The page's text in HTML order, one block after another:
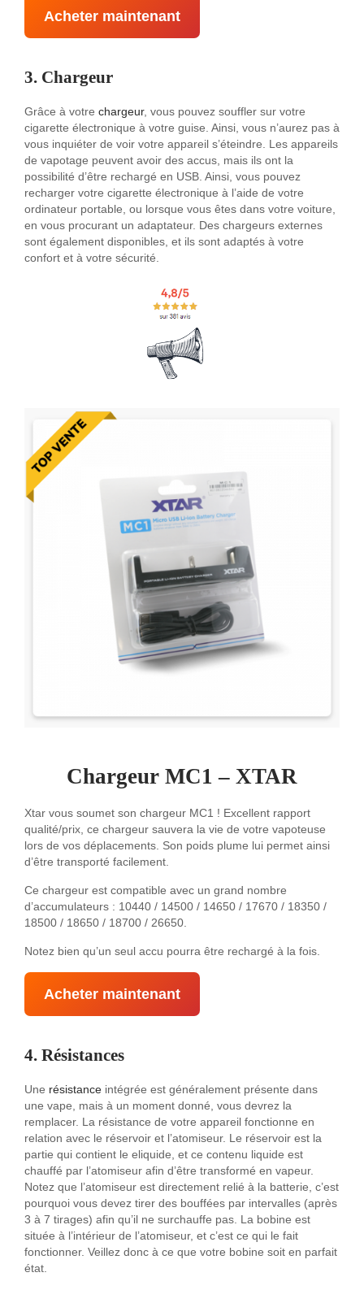
Acheter maintenant
3. Chargeur
Grâce à votre chargeur, vous pouvez souffler sur votre
cigarette électronique à votre guise. Ainsi, vous n’aurez pas à
vous inquiéter de voir votre appareil s’éteindre. Les appareils
de vapotage peuvent avoir des accus, mais ils ont la
possibilité d’être rechargé en USB. Ainsi, vous pouvez
recharger votre cigarette électronique à l’aide de votre
ordinateur portable, ou lorsque vous êtes dans votre voiture,
en vous procurant un adaptateur. Des chargeurs externes
sont également disponibles, et ils sont adaptés à votre
confort et à votre sécurité.
Chargeur MC1 – XTAR
Xtar vous soumet son chargeur MC1 ! Excellent rapport
qualité/prix, ce chargeur sauvera la vie de votre vapoteuse
lors de vos déplacements. Son poids plume lui permet ainsi
d’être transporté facilement.
Ce chargeur est compatible avec un grand nombre
d’accumulateurs : 10440 / 14500 / 14650 / 17670 / 18350 /
18500 / 18650 / 18700 / 26650.
Notez bien qu’un seul accu pourra être rechargé à la fois.
Acheter maintenant
4. Résistances
Une résistance intégrée est généralement présente dans
une vape, mais à un moment donné, vous devrez la
remplacer. La résistance de votre appareil fonctionne en
relation avec le réservoir et l’atomiseur. Le réservoir est la
partie qui contient le eliquide, et ce contenu liquide est
chauffé par l’atomiseur afin d’être transformé en vapeur.
Notez que l’atomiseur est directement relié à la batterie, c’est
pourquoi vous devez tirer des bouffées par intervalles (après
3 à 7 tirages) afin qu’il ne surchauffe pas. La bobine est
située à l’intérieur de l’atomiseur, et c’est ce qui le fait
fonctionner. Veillez donc à ce que votre bobine soit en parfait
état.